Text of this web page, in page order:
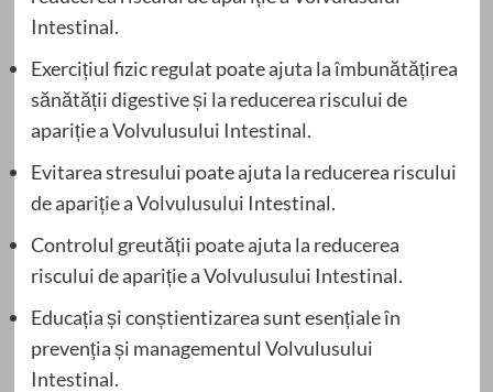
Intestinal.
Exercițiul fizic regulat poate ajuta la îmbunătățirea
sănătății digestive și la reducerea riscului de
apariție a Volvulusului Intestinal.
Evitarea stresului poate ajuta la reducerea riscului
de apariție a Volvulusului Intestinal.
Controlul greutății poate ajuta la reducerea
riscului de apariție a Volvulusului Intestinal.
Educația și conștientizarea sunt esențiale în
prevenția și managementul Volvulusului
Intestinal.